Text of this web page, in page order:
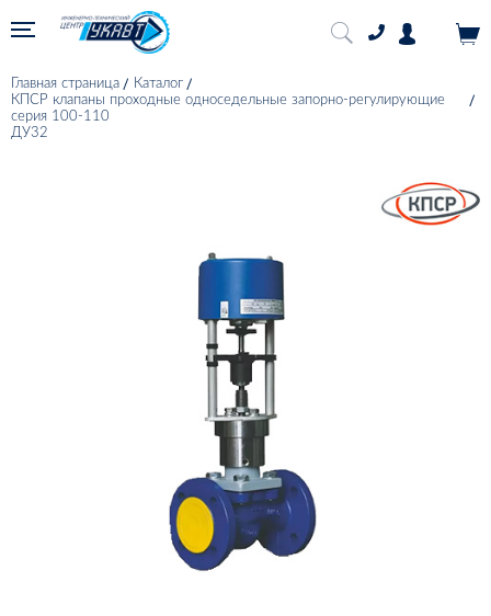
Главная страница
Каталог
КПСР клапаны проходные односедельные запорно-регулирующие
серия 100-110
ДУ32